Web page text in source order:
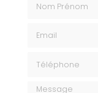
Message